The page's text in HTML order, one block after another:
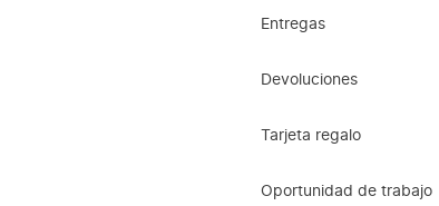
Entregas
Devoluciones
Tarjeta regalo
Oportunidad de trabajo